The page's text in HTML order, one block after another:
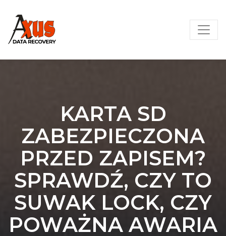
content
KARTA SD
ZABEZPIECZONA
PRZED ZAPISEM?
SPRAWDŹ, CZY TO
SUWAK LOCK, CZY
POWAŻNA AWARIA